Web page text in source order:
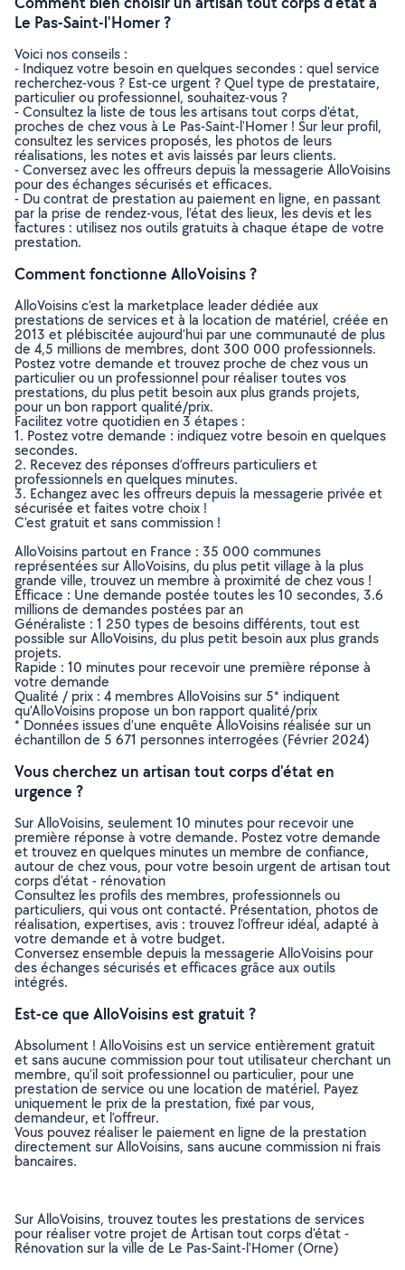
Le Pas-Saint-l'Homer ?
Voici nos conseils :
- Indiquez votre besoin en quelques secondes : quel service
recherchez-vous ? Est-ce urgent ? Quel type de prestataire,
particulier ou professionnel, souhaitez-vous ?
- Consultez la liste de tous les artisans tout corps d'état,
proches de chez vous à Le Pas-Saint-l'Homer ! Sur leur profil,
consultez les services proposés, les photos de leurs
réalisations, les notes et avis laissés par leurs clients.
- Conversez avec les offreurs depuis la messagerie AlloVoisins
pour des échanges sécurisés et efficaces.
- Du contrat de prestation au paiement en ligne, en passant
par la prise de rendez-vous, l’état des lieux, les devis et les
factures : utilisez nos outils gratuits à chaque étape de votre
prestation.
Comment fonctionne AlloVoisins ?
AlloVoisins c’est la marketplace leader dédiée aux
prestations de services et à la location de matériel, créée en
2013 et plébiscitée aujourd’hui par une communauté de plus
de 4,5 millions de membres, dont 300 000 professionnels.
Postez votre demande et trouvez proche de chez vous un
particulier ou un professionnel pour réaliser toutes vos
prestations, du plus petit besoin aux plus grands projets,
pour un bon rapport qualité/prix.
Facilitez votre quotidien en 3 étapes :
1. Postez votre demande : indiquez votre besoin en quelques
secondes.
2. Recevez des réponses d’offreurs particuliers et
professionnels en quelques minutes.
3. Echangez avec les offreurs depuis la messagerie privée et
sécurisée et faites votre choix !
C’est gratuit et sans commission !
AlloVoisins partout en France : 35 000 communes
représentées sur AlloVoisins, du plus petit village à la plus
grande ville, trouvez un membre à proximité de chez vous !
Efficace : Une demande postée toutes les 10 secondes, 3.6
millions de demandes postées par an
Généraliste : 1 250 types de besoins différents, tout est
possible sur AlloVoisins, du plus petit besoin aux plus grands
projets.
Rapide : 10 minutes pour recevoir une première réponse à
votre demande
Qualité / prix : 4 membres AlloVoisins sur 5* indiquent
qu’AlloVoisins propose un bon rapport qualité/prix
* Données issues d’une enquête AlloVoisins réalisée sur un
échantillon de 5 671 personnes interrogées (Février 2024)
Vous cherchez un artisan tout corps d'état en
urgence ?
Sur AlloVoisins, seulement 10 minutes pour recevoir une
première réponse à votre demande. Postez votre demande
et trouvez en quelques minutes un membre de confiance,
autour de chez vous, pour votre besoin urgent de artisan tout
corps d'état - rénovation
Consultez les profils des membres, professionnels ou
particuliers, qui vous ont contacté. Présentation, photos de
réalisation, expertises, avis : trouvez l'offreur idéal, adapté à
votre demande et à votre budget.
Conversez ensemble depuis la messagerie AlloVoisins pour
des échanges sécurisés et efficaces grâce aux outils
intégrés.
Est-ce que AlloVoisins est gratuit ?
Absolument ! AlloVoisins est un service entièrement gratuit
et sans aucune commission pour tout utilisateur cherchant un
membre, qu’il soit professionnel ou particulier, pour une
prestation de service ou une location de matériel. Payez
uniquement le prix de la prestation, fixé par vous,
demandeur, et l’offreur.
Vous pouvez réaliser le paiement en ligne de la prestation
directement sur AlloVoisins, sans aucune commission ni frais
bancaires.
Sur AlloVoisins, trouvez toutes les prestations de services
pour réaliser votre projet de Artisan tout corps d'état -
Rénovation sur la ville de Le Pas-Saint-l'Homer (Orne)